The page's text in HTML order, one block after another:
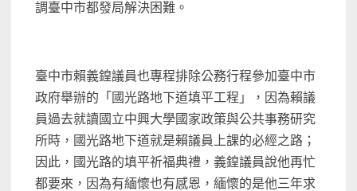
調臺中市都發局解決困難。
臺中市賴義鍠議員也專程排除公務行程參加臺中市
政府舉辦的「國光路地下道填平工程」，因為賴議
員過去就讀國立中興大學國家政策與公共事務研究
所時，國光路地下道就是賴議員上課的必經之路；
因此，國光路的填平祈福典禮，義鍠議員說他再忙
都要來，因為有緬懷也有感恩，緬懷的是他三年求